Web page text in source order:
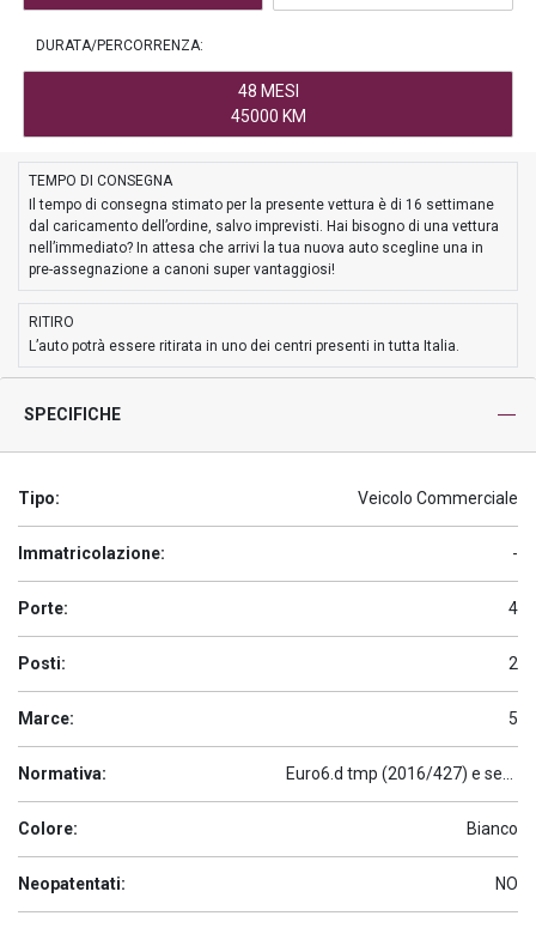
DURATA/PERCORRENZA:
48 MESI
45000 KM
TEMPO DI CONSEGNA
Il tempo di consegna stimato per la presente vettura è di 16 settimane
dal caricamento dell’ordine, salvo imprevisti. Hai bisogno di una vettura
nell’immediato? In attesa che arrivi la tua nuova auto scegline una in
pre-assegnazione a canoni super vantaggiosi!
RITIRO
L’auto potrà essere ritirata in uno dei centri presenti in tutta Italia.
SPECIFICHE
Tipo: Veicolo Commerciale
Immatricolazione: -
Porte: 4
Posti: 2
Marce: 5
Normativa:
Colore: Bianco
Neopatentati: NO